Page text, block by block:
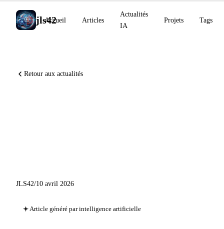
jls42
Accueil Articles
Actualités
IA
Projets Tags
Retour aux actualités
JLS42/10 avril 2026
Article généré par intelligence artificielle